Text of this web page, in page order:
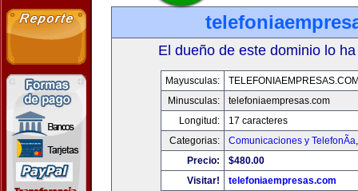
El dueño de este dominio lo
Mayusculas:
Minusculas:
telefoniaempresas.com
Longitud:
17 caracteres
Categorias:
Comunicaciones y TelefonÃ­a
Precio:
$480.00
Visitar!
telefoniaempresas.com